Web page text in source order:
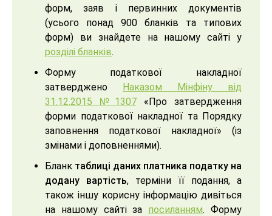
форм, заяв і первинних документів
(усього понад 900 бланків та типових
форм) ви знайдете на нашому сайті у
розділі бланків.
Форму податкової накладної
затверджено Наказом Мінфіну від
31.12.2015 №1307«Про затвердження
форми податкової накладної та Порядку
заповнення податкової накладної» (із
змінами і доповненнями).
Бланк таблиці даних платника податку на
додану вартість, терміни її подання, а
також іншу корисну інформацію дивіться
на нашому сайті за посиланням. Форму